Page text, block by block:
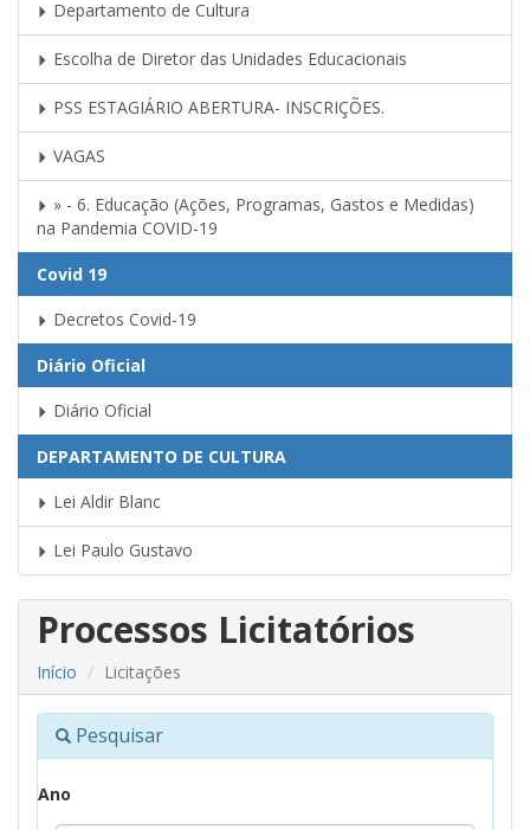
Departamento de Cultura
Escolha de Diretor das Unidades Educacionais
PSS ESTAGIÁRIO ABERTURA- INSCRIÇÕES.
VAGAS
» - 6. Educação (Ações, Programas, Gastos e Medidas)
na Pandemia COVID-19
Covid 19
Decretos Covid-19
Diário Oficial
Diário Oficial
DEPARTAMENTO DE CULTURA
Lei Aldir Blanc
Lei Paulo Gustavo
Processos Licitatórios
Início Licitações
Pesquisar
Ano